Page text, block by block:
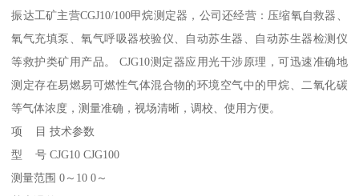
振达工矿主营CGJ10/100甲烷测定器，公司还经营：压缩氧自救器、
氧气充填泵、氧气呼吸器校验仪、自动苏生器、自动苏生器检测仪
等救护类矿用产品。 CJG10测定器应用光干涉原理，可迅速准确地
测定存在易燃易可燃性气体混合物的环境空气中的甲烷、二氧化碳
等气体浓度，测量准确，视场清晰，调校、使用方便。
项 目 技术参数
型 号 CJG10 CJG100
测量范围 0～10 0～